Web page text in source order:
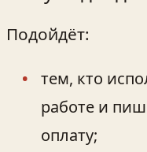
Подойдёт:
тем, кто
работе и
оплату;